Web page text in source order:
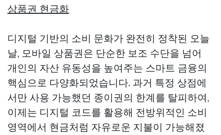
상품권 현금화
디지털 기반의 소비 문화가 완전히 정착된 오늘
날, 모바일 상품권은 단순한 보조 수단을 넘어
개인의 자산 유동성을 높여주는 스마트 금융의
핵심으로 다양화되었습니다. 과거 특정 상점에
서만 사용 가능했던 종이권의 한계를 탈피하여,
이제는 디지털 코드를 활용해 전방위적인 소비
영역에서 현금처럼 자유로운 지불이 가능해졌